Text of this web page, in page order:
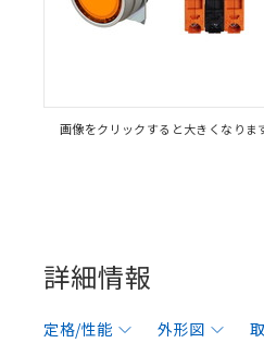
画像をクリックすると大きくなりま
詳細情報
定格/性能 外形図